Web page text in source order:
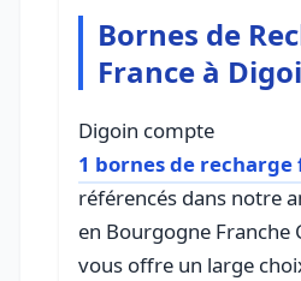
Bornes de
France à
Digoin compte
1 bornes de recharge
référencés dans notre
en Bourgogne Franche
vous offre un large